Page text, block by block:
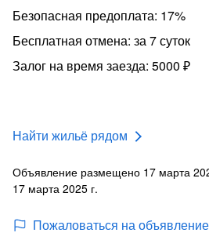
Безопасная предоплата: 17%
Бесплатная отмена: за 7 суток
Залог на время заезда: 5000 ₽
Найти жильё рядом
Объявление размещено 17 марта
17 марта 2025 г.
Пожаловаться на объявление